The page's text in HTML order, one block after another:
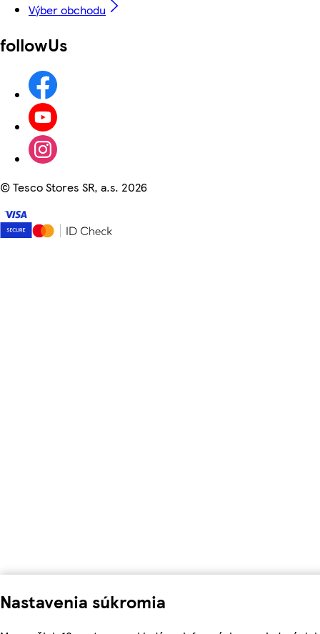
Nastavenia súkromia
Výber obchodu
followUs
©Tesco Stores SR, a.s. 2026